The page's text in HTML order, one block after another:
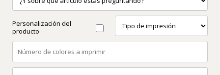
Personalización del
producto